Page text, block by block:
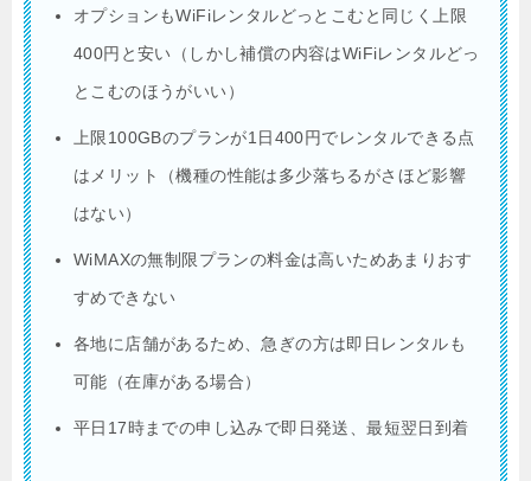
オプションもWiFiレンタルどっとこむと同じく上限
400円と安い（しかし補償の内容はWiFiレンタルどっ
とこむのほうがいい）
上限100GBのプランが1日400円でレンタルできる点
はメリット（機種の性能は多少落ちるがさほど影響
はない）
WiMAXの無制限プランの料金は高いためあまりおす
すめできない
各地に店舗があるため、急ぎの方は即日レンタルも
可能（在庫がある場合）
平日17時までの申し込みで即日発送、最短翌日到着